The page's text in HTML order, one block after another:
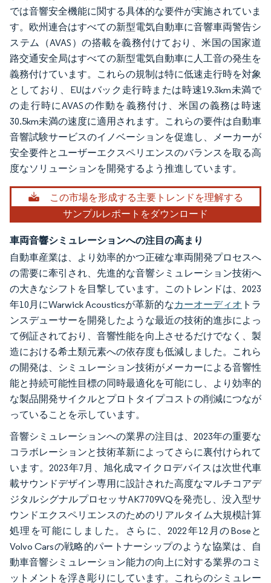
では音響安全機能に関する具体的な要件が実施されていま
す。欧州連合はすべての新型電気自動車に音響車両警告シ
ステム（AVAS）の搭載を義務付けており、米国の国家道
路交通安全局はすべての新型電気自動車に人工音の発生を
義務付けています。これらの規制は特に低速走行時を対象
としており、EUはバック走行時または時速19.3km未満で
の走行時にAVASの作動を義務付け、米国の義務は時速
30.5km未満の速度に適用されます。これらの要件は自動車
音響試験サービスのイノベーションを促進し、メーカーが
安全要件とユーザーエクスペリエンスのバランスを取る高
度なソリューションを開発するよう推進しています。
この市場を形成する主要トレンドを理解する
サンプルレポートをダウンロード
車両音響シミュレーションへの注目の高まり
自動車産業は、より効率的かつ正確な車両開発プロセスへ
の需要に牽引され、先進的な音響シミュレーション技術へ
の大きなシフトを目撃しています。このトレンドは、2023
年10月にWarwick Acousticsが革新的なカーオーディオ トラ
ンスデューサーを開発したような最近の技術的進歩によっ
て例証されており、音響性能を向上させるだけでなく、製
造における希土類元素への依存度も低減しました。これら
の開発は、シミュレーション技術がメーカーによる音響性
能と持続可能性目標の同時最適化を可能にし、より効率的
な製品開発サイクルとプロトタイプコストの削減につなが
っていることを示しています。
音響シミュレーションへの業界の注目は、2023年の重要な
コラボレーションと技術革新によってさらに裏付けられて
います。2023年7月、旭化成マイクロデバイスは次世代車
載サウンドデザイン専用に設計された高度なマルチコアデ
ジタルシグナルプロセッサAK7709VQを発売し、没入型サ
ウンドエクスペリエンスのためのリアルタイム大規模計算
処理を可能にしました。さらに、2022年12月のBoseと
Volvo Carsの戦略的パートナーシップのような協業は、自
動車音響シミュレーション能力の向上に対する業界のコミ
ットメントを浮き彫りにしています。これらのシミュレー